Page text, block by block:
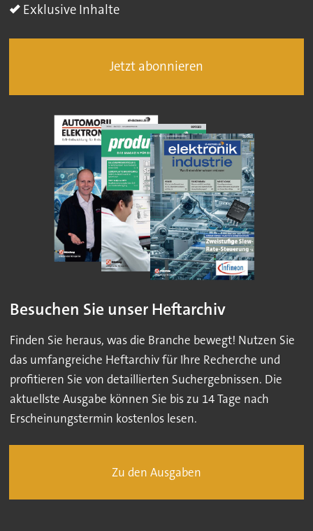
Exklusive Inhalte
Jetzt abonnieren
Besuchen Sie unser Heftarchiv
Finden Sie heraus, was die Branche bewegt! Nutzen Sie
das umfangreiche Heftarchiv für Ihre Recherche und
profitieren Sie von detaillierten Suchergebnissen. Die
aktuellste Ausgabe können Sie bis zu 14 Tage nach
Erscheinungstermin kostenlos lesen.
Zu den Ausgaben